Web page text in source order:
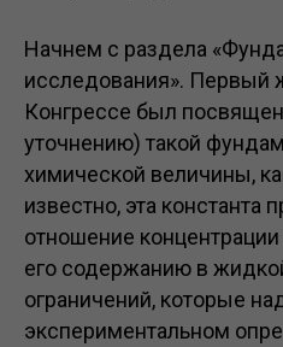
Начнем с раздела
исследования». Первый
Конгрессе был
уточнению) такой
химической величины,
известно, эта константа
отношение
его содержанию в
ограничений, которые
экспериментальном